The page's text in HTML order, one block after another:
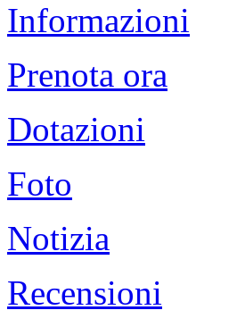
Informazioni
Prenota ora
Dotazioni
Foto
Notizia
Recensioni